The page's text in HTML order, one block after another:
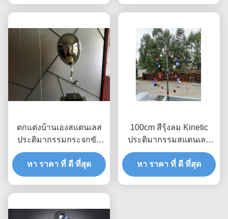
ตกแต่งบ้านเองสแตนเลส
ประติมากรรมกระจกขัด
บอลลูน
หา ราคา ที่ ดี ที่สุด
100cm สีรุ้งลม Kinetic
ประติมากรรมสแตนเลส
ทาสีเสร็จ
หา ราคา ที่ ดี ที่สุด